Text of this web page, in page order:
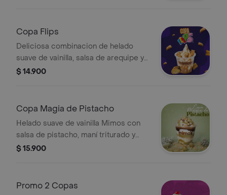
Copa Flips
Deliciosa combinacion de helado
suave de vainilla, salsa de arequipe y
Flips rellenos de dulde de leche
$ 14.900
Copa Magia de Pistacho
Helado suave de vainilla Mimos con
salsa de pistacho, maní triturado y
crema chantilly. (Puede contener
$ 15.900
Promo 2 Copas